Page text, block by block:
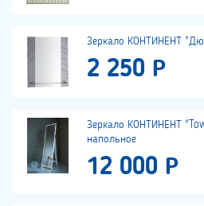
Зеркало КОНТИНЕНТ
2 250 Р
Зеркало КОНТИНЕНТ
напольное
12 000 Р